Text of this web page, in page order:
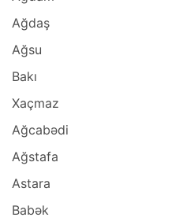
Ağdaş
Ağsu
Bakı
Xaçmaz
Ağcabədi
Ağstafa
Astara
Babək